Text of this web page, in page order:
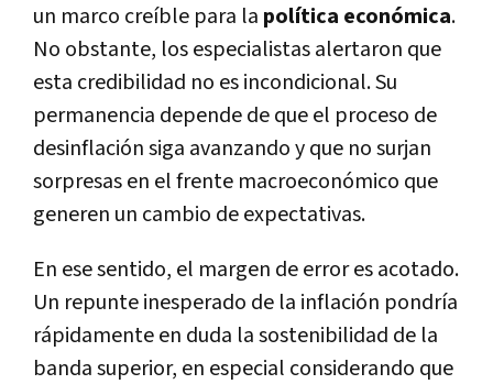
un marco creíble para la política económica.
No obstante, los especialistas alertaron que
esta credibilidad no es incondicional. Su
permanencia depende de que el proceso de
desinflación siga avanzando y que no surjan
sorpresas en el frente macroeconómico que
generen un cambio de expectativas.
En ese sentido, el margen de error es acotado.
Un repunte inesperado de la inflación pondría
rápidamente en duda la sostenibilidad de la
banda superior, en especial considerando que